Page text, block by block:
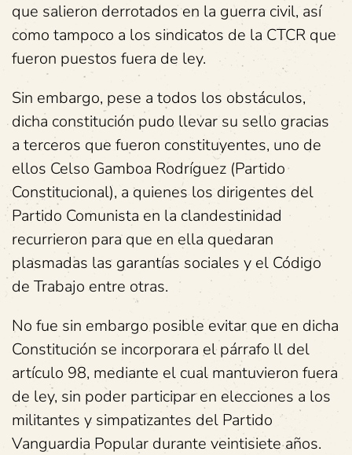
que salieron derrotados en la guerra civil, así
como tampoco a los sindicatos de la CTCR que
fueron puestos fuera de ley.
Sin embargo, pese a todos los obstáculos,
dicha constitución pudo llevar su sello gracias
a terceros que fueron constituyentes, uno de
ellos Celso Gamboa Rodríguez (Partido
Constitucional), a quienes los dirigentes del
Partido Comunista en la clandestinidad
recurrieron para que en ella quedaran
plasmadas las garantías sociales y el Código
de Trabajo entre otras.
No fue sin embargo posible evitar que en dicha
Constitución se incorporara el párrafo ll del
artículo 98, mediante el cual mantuvieron fuera
de ley, sin poder participar en elecciones a los
militantes y simpatizantes del Partido
Vanguardia Popular durante veintisiete años.